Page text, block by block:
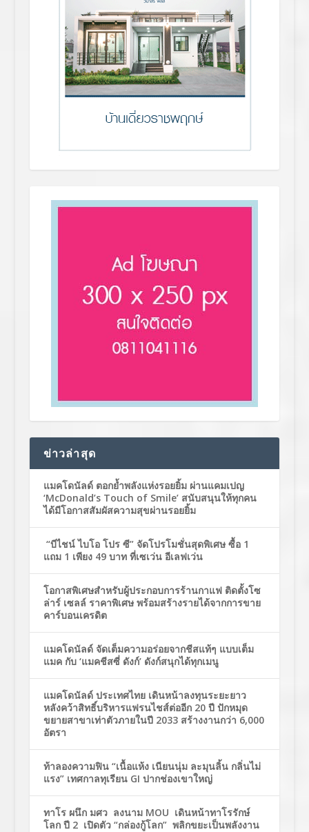
ข่าวล่าสุด
แมคโดนัลด์ ตอกย้ำพลังแห่งรอยยิ้ม ผ่านแคมเปญ
‘McDonald’s Touch of Smile’ สนับสนุนให้ทุกคน
ได้มีโอกาสสัมผัสความสุขผ่านรอยยิ้ม
“บีไชน์ ไบโอ โปร ซี” จัดโปรโมชั่นสุดพิเศษ ซื้อ 1
แถม 1 เพียง 49 บาท ที่เซเว่น อีเลฟเว่น
โอกาสพิเศษสำหรับผู้ประกอบการร้านกาแฟ ติดตั้งโซ
ล่าร์ เซลล์ ราคาพิเศษ พร้อมสร้างรายได้จากการขาย
คาร์บอนเครดิต
แมคโดนัลด์ จัดเต็มความอร่อยจากชีสแท้ๆ แบบเต็ม
แมค กับ ‘แมคชีสซี่ ดังก์’ ดังก์สนุกได้ทุกเมนู
แมคโดนัลด์ ประเทศไทย เดินหน้าลงทุนระยะยาว
หลังคว้าสิทธิ์บริหารแฟรนไชส์ต่ออีก 20 ปี ปักหมุด
ขยายสาขาเท่าตัวภายในปี 2033 สร้างงานกว่า 6,000
อัตรา
ท้าลองความฟิน “เนื้อแห้ง เนียนนุ่ม ละมุนลิ้น กลิ่นไม่
แรง” เทศกาลทุเรียน GI ปากช่องเขาใหญ่
ทาโร ผนึก มศว ลงนาม MOU เดินหน้าทาโรรักษ์
โลก ปี 2 เปิดตัว “กล่องกู้โลก” พลิกขยะเป็นพลังงาน